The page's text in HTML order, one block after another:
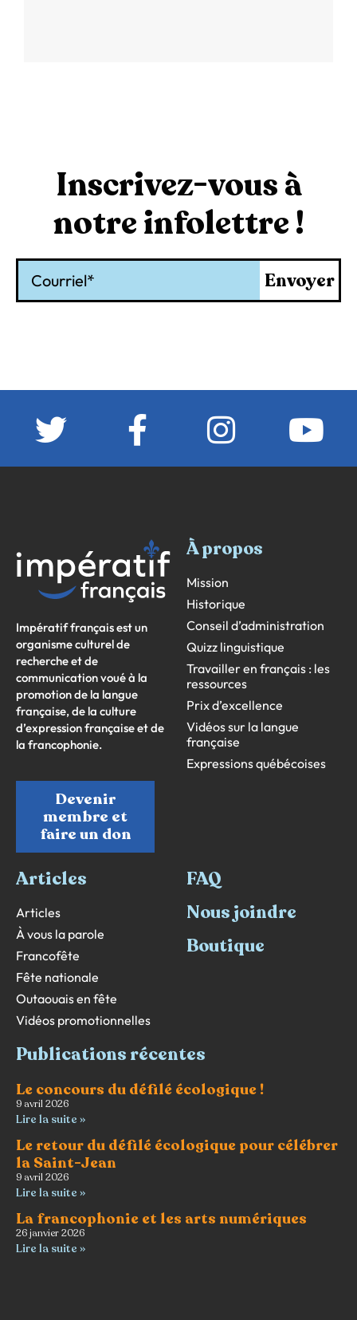
Inscrivez-vous à
notre infolettre !
Envoyer
Impératif français est un
organisme culturel de
recherche et de
communication voué à la
promotion de la langue
française, de la culture
d’expression française et de
la francophonie.
Devenir
membre et
faire un don
À propos
Mission
Historique
Conseil d’administration
Quizz linguistique
Travailler en français : les
ressources
Prix d’excellence
Vidéos sur la langue
française
Expressions québécoises
Articles
Articles
À vous la parole
Francofête
Fête nationale
Outaouais en fête
Vidéos promotionnelles
FAQ
Nous joindre
Boutique
Publications récentes
Le concours du défilé écologique !
9 avril 2026
Lire la suite »
Le retour du défilé écologique pour célébrer
la Saint-Jean
9 avril 2026
Lire la suite »
La francophonie et les arts numériques
26 janvier 2026
Lire la suite »